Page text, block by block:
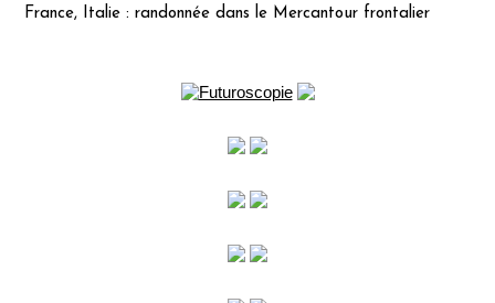
France, Italie : randonnée dans le Mercantour frontalier